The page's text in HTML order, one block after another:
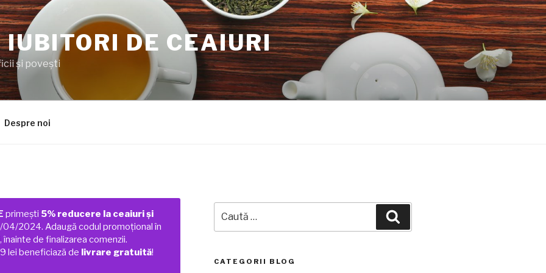
IUBITORI DE CEAIURI
şi poveşti
Despre noi
primești 5% reducere la ceaiuri și
04/2024. Adaugă codul promoțional în
de finalizarea comenzii.
lei beneficiază de livrare gratuită!
după:
CATEGORII BLOG